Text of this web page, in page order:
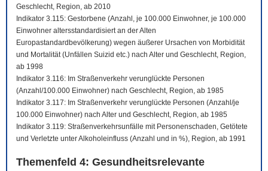
Geschlecht, Region, ab 2010
Indikator 3.115: Gestorbene (Anzahl, je 100.000 Einwohner, je 100.000
Einwohner altersstandardisiert an der Alten
Europastandardbevölkerung) wegen äußerer Ursachen von Morbidität
und Mortalität (Unfällen Suizid etc.) nach Alter und Geschlecht, Region,
ab 1998
Indikator 3.116: Im Straßenverkehr verunglückte Personen
(Anzahl/100.000 Einwohner) nach Geschlecht, Region, ab 1985
Indikator 3.117: Im Straßenverkehr verunglückte Personen (Anzahl/je
100.000 Einwohner) nach Alter und Geschlecht, Region, ab 1985
Indikator 3.119: Straßenverkehrsunfälle mit Personenschaden, Getötete
und Verletzte unter Alkoholeinfluss (Anzahl und in %), Region, ab 1991
Themenfeld 4: Gesundheitsrelevante